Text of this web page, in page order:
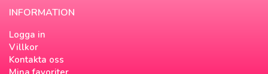
INFORMATION
Logga in
Villkor
Kontakta oss